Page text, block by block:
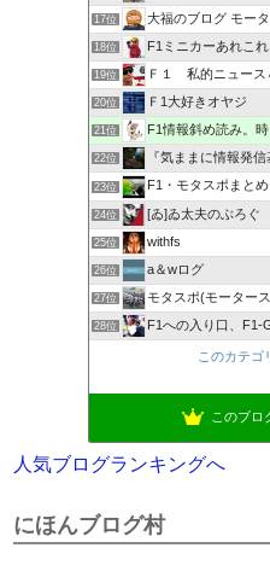
17位 大福のブログ モー
18位 F1ミニカーあれこれ
19位 Ｆ１ 私的ニュース
20位 Ｆ1大好きオヤジ
21位 F1情報斜め読み。
22位 『気ままに情報発信
23位 F1・モタスポまとめ
24位 [ゐ]ゐ太夫のぶろぐ
25位 withfs
26位 a＆wログ
27位 モタスポ(モーター
28位 F1への入り口、F1-
このカテゴ
このブロ
人気ブログランキングへ
にほんブログ村